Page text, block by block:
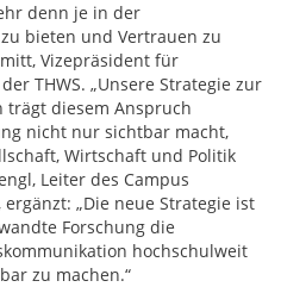
denn je in der
bieten und Vertrauen zu
Vizepräsident für
THWS. „Unsere Strategie zur
trägt diesem Anspruch
nicht nur sichtbar macht,
Wirtschaft und Politik
Leiter des Campus
ergänzt: „Die neue Strategie ist
Forschung die
hochschulweit
zu machen.“